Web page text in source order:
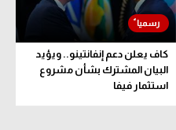
كاف يعلن دعم إنفانتينو.. ويؤيد
البيان المشترك بشأن مشروع
استثمار فيفا